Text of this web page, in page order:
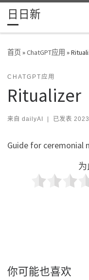
Skip to content
日日新
首页»ChatGPT应用 »
CHATGPT应用
Ritualizer
来自 dailyAI | 已发表
Guide for ceremonial
你可能也喜欢